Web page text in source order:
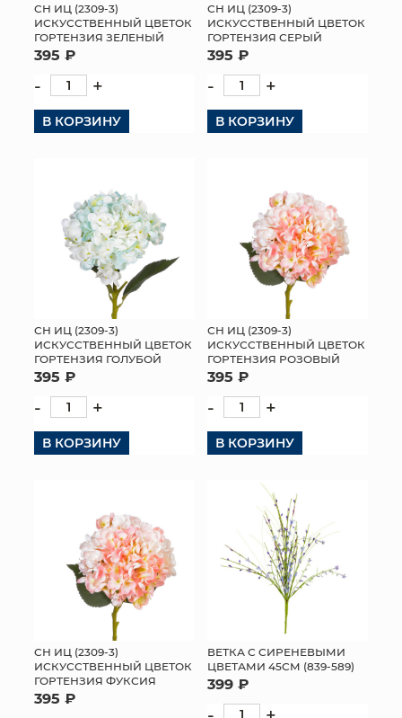
СН ИЦ (2309-3)
ИСКУССТВЕННЫЙ ЦВЕТОК
ГОРТЕНЗИЯ ЗЕЛЕНЫЙ
395 ₽
- +
В КОРЗИНУ
СН ИЦ (2309-3)
ИСКУССТВЕННЫЙ ЦВЕТОК
ГОРТЕНЗИЯ СЕРЫЙ
395 ₽
- +
В КОРЗИНУ
СН ИЦ (2309-3)
ИСКУССТВЕННЫЙ ЦВЕТОК
ГОРТЕНЗИЯ ГОЛУБОЙ
395 ₽
- +
В КОРЗИНУ
СН ИЦ (2309-3)
ИСКУССТВЕННЫЙ ЦВЕТОК
ГОРТЕНЗИЯ РОЗОВЫЙ
395 ₽
- +
В КОРЗИНУ
СН ИЦ (2309-3)
ИСКУССТВЕННЫЙ ЦВЕТОК
ГОРТЕНЗИЯ ФУКСИЯ
395 ₽
ВЕТКА С СИРЕНЕВЫМИ
ЦВЕТАМИ 45СМ (839-589)
399 ₽